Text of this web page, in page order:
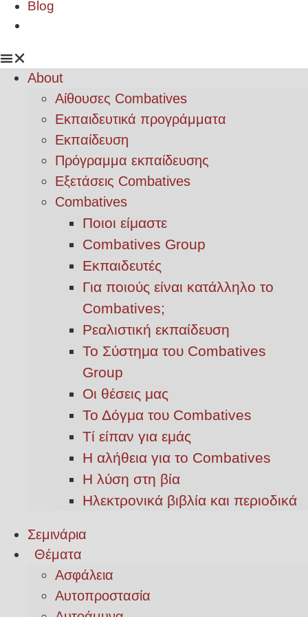
Blog
About
Αίθουσες Combatives
Εκπαιδευτικά προγράμματα
Εκπαίδευση
Πρόγραμμα εκπαίδευσης
Εξετάσεις Combatives
Combatives
Ποιοι είμαστε
Combatives Group
Εκπαιδευτές
Για ποιούς είναι κατάλληλο το
Combatives;
Ρεαλιστική εκπαίδευση
Το Σύστημα του Combatives
Group
Οι θέσεις μας
Το Δόγμα του Combatives
Τί είπαν για εμάς
Η αλήθεια για το Combatives
Η λύση στη βία
Ηλεκτρονικά βιβλία και περιοδικά
Σεμινάρια
Θέματα
Ασφάλεια
Αυτοπροστασία